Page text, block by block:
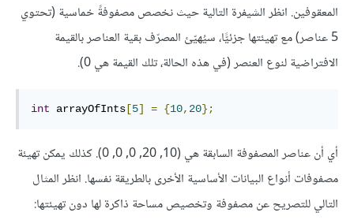
المعقوفين. انظر الشيفرة التالية حيث نخصص مصفوفةً خماسية (تحتوي
5 عناصر) مع تهيئتها جزئيًّا، سيُهيّئ المصرّف بقية العناصر بالقيمة
الافتراضية لنوع العنصر (في هذه الحالة، تلك القيمة هي 0).
int arrayOfInts [5] = {10, 20};
أي أن عناصر المصفوفة السابقة هي (10, 20, 0, 0, 0). كذلك يمكن تهيئة
مصفوفات أنواع البيانات الأساسية الأخرى بالطريقة نفسها. انظر المثال
التالي للتصريح عن مصفوفة وتخصيص مساحة ذاكرة لها دون تهيئتها: